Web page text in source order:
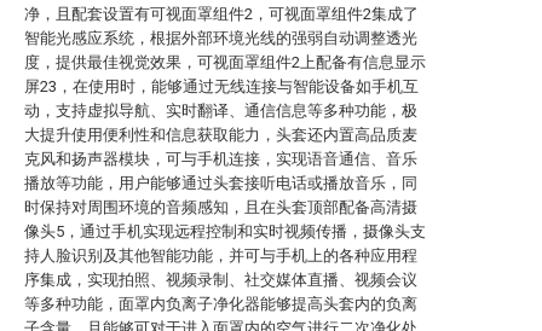
净，且配套设置有可视面罩组件2，可视面罩组件2集成了
智能光感应系统，根据外部环境光线的强弱自动调整透光
度，提供最佳视觉效果，可视面罩组件2上配备有信息显示
屏23，在使用时，能够通过无线连接与智能设备如手机互
动，支持虚拟导航、实时翻译、通信信息等多种功能，极
大提升使用便利性和信息获取能力，头套还内置高品质麦
克风和扬声器模块，可与手机连接，实现语音通信、音乐
播放等功能，用户能够通过头套接听电话或播放音乐，同
时保持对周围环境的音频感知，且在头套顶部配备高清摄
像头5，通过手机实现远程控制和实时视频传播，摄像头支
持人脸识别及其他智能功能，并可与手机上的各种应用程
序集成，实现拍照、视频录制、社交媒体直播、视频会议
等多种功能，面罩内负离子净化器能够提高头套内的负离